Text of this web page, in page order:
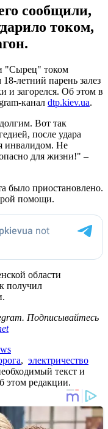
сообщили,
током,
"Сырец" током
летний парень залез
и загорелся. Об этом в
канал dtp.kiev.ua.
Вот так
после удара
инвалидом. Не
для жизни!" –
было приостановлено.
помощи.
области
получил
Подписывайтесь
, электричество
текст и
этом редакции.